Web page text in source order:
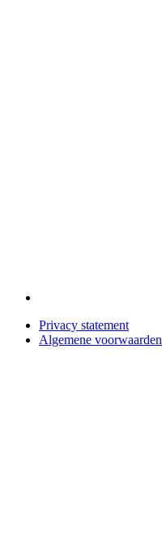
Privacy statement
Algemene voorwaarden